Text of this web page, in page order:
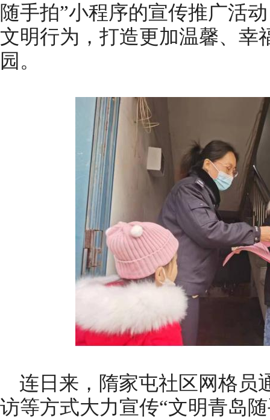
随手拍”小程序的宣传推广活
文明行为，打造更加温馨、幸
园。
连日来，隋家屯社区网格员
访等方式大力宣传“文明青岛